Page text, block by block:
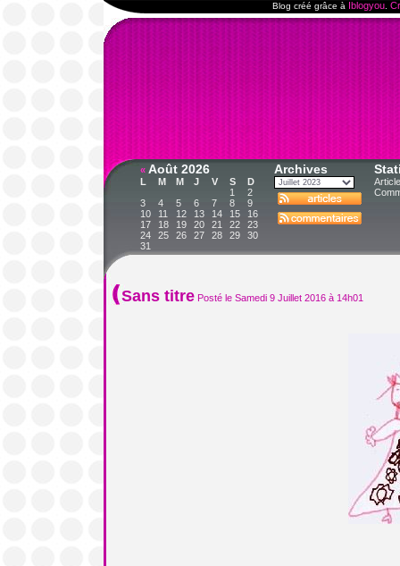
Blog créé grâce à Iblogyou
« Août 2026
L M M J V S
D
1
2
3
4 5 6 7 8
9
10
11 12 13 14 15
16
17
18 19 20 21 22
23
24
25 26 27 28 29
30
31
Archives
Sans titre Posté le Samedi 9 Juillet 2016 à 14h01